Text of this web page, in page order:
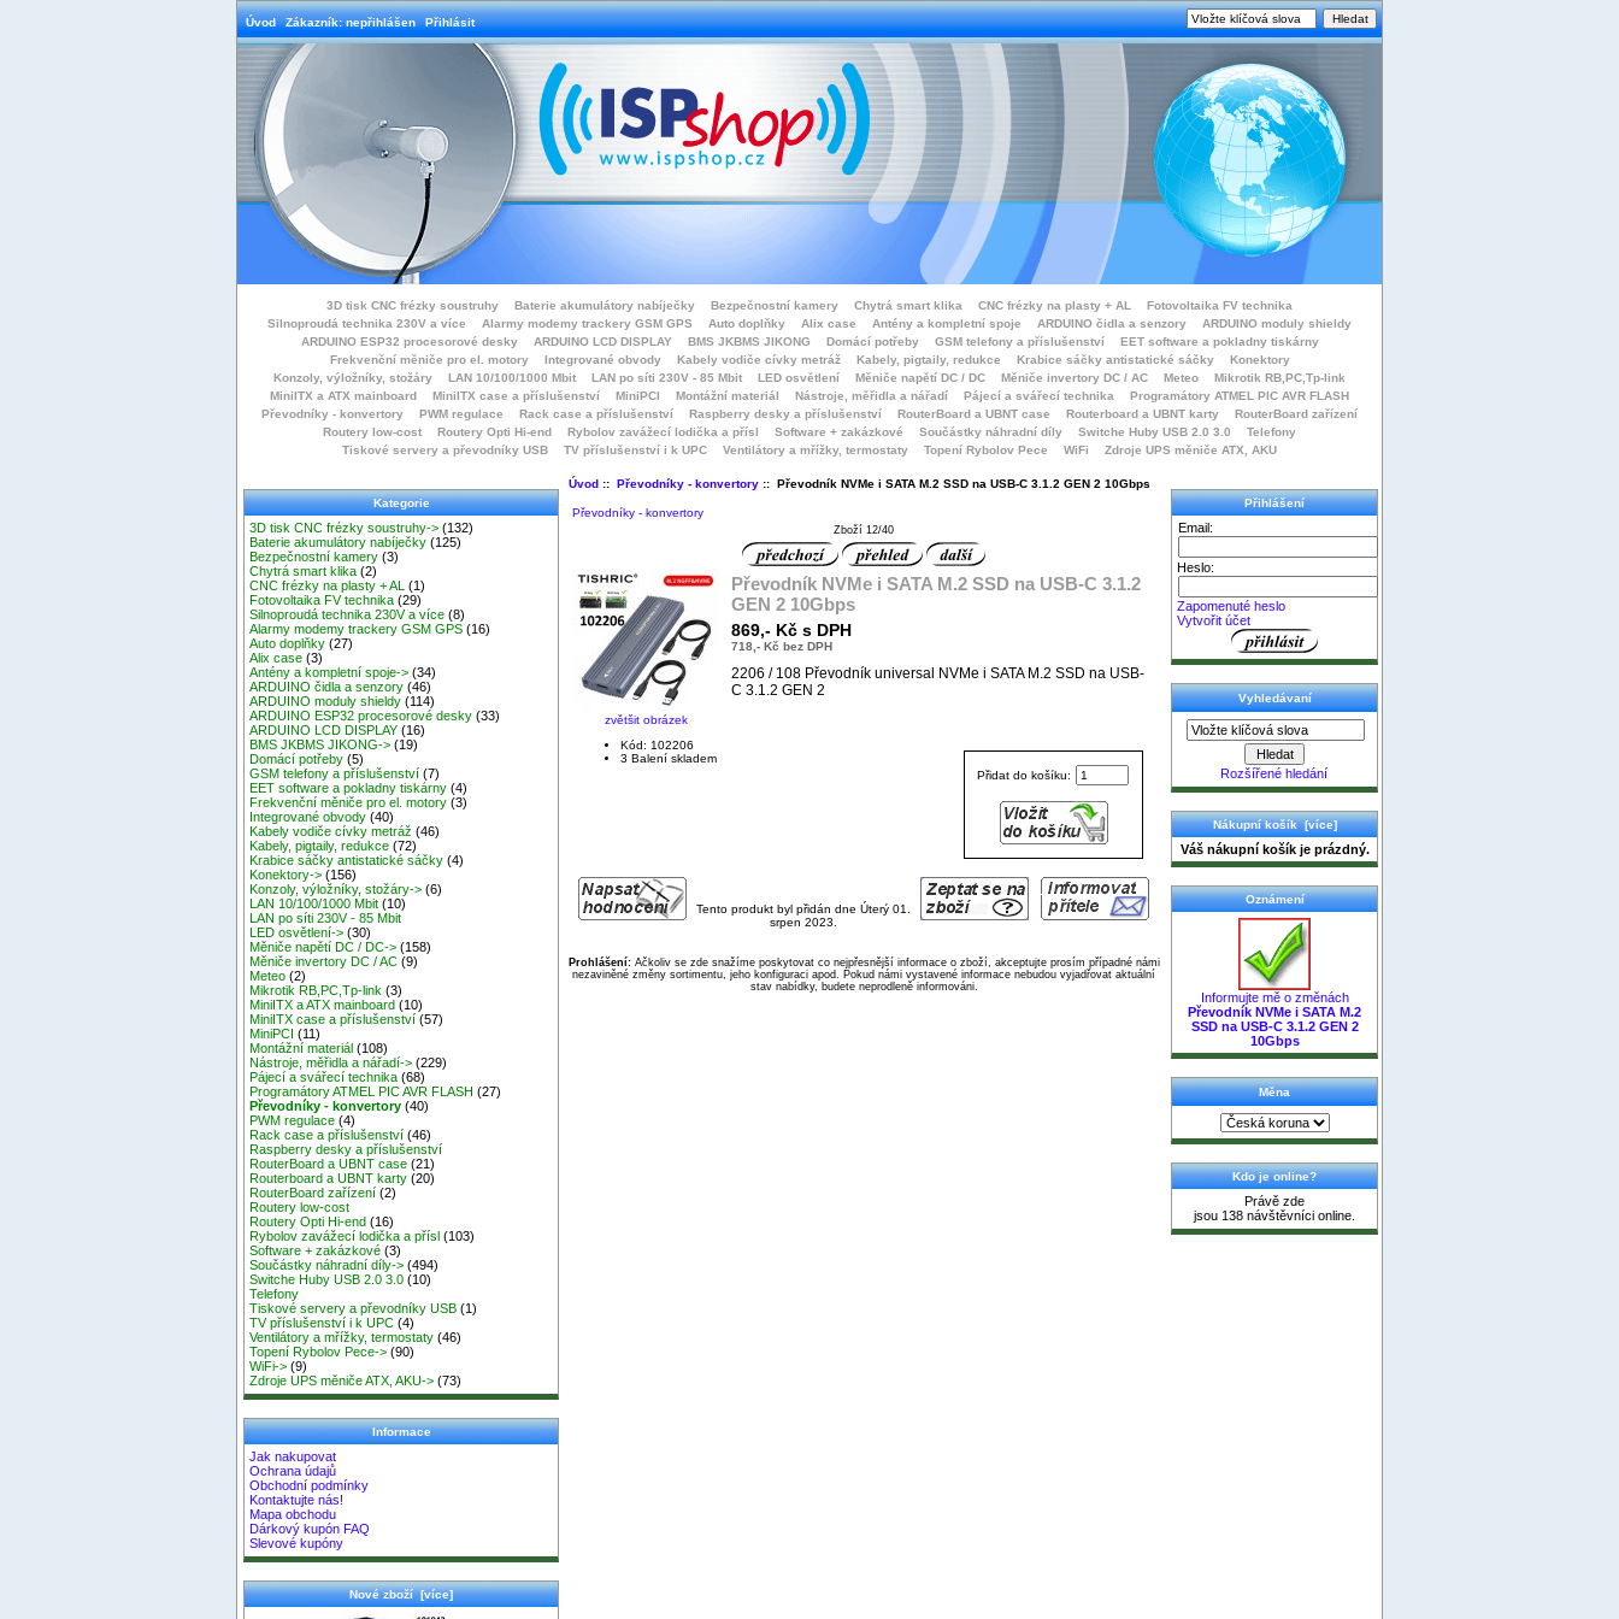
Úvod Zákazník: nepřihlášen Přihlásit
3D tisk CNC frézky soustruhy Baterie akumulátory nabíječky Bezpečnostní kamery Chytrá smart klika CNC frézky na plasty + AL
Fotovoltaika FV technika
Silnoproudá technika 230V a více
Alarmy modemy trackery GSM GPS Auto doplňky Alix case Antény a kompletní spoje ARDUINO čidla a senzory
ARDUINO moduly shieldy
ARDUINO ESP32 procesorové desky
ARDUINO LCD DISPLAY BMS JKBMS JIKONG Domácí potřeby GSM telefony a příslušenství
EET software a pokladny tiskárny
Frekvenční měniče pro el. motory
Integrované obvody Kabely vodiče cívky metráž Kabely, pigtaily, redukce Krabice sáčky antistatické sáčky
Konektory
Konzoly, výložníky, stožáry
LAN 10/100/1000 Mbit LAN po síti 230V - 85 Mbit LED osvětlení Měniče napětí DC / DC Měniče invertory DC / AC Meteo
Mikrotik RB,PC,Tp-link
MiniITX a ATX mainboard
MiniITX case a příslušenství MiniPCI Montážní materiál Nástroje, měřidla a nářadí Pájecí a svářecí technika
Programátory ATMEL PIC AVR FLASH
Převodníky - konvertory
PWM regulace Rack case a příslušenství Raspberry desky a příslušenství RouterBoard a UBNT case Routerboard a UBNT karty
RouterBoard zařízení
Routery low-cost
Routery Opti Hi-end Rybolov zavážecí lodička a přísl Software + zakázkové Součástky náhradní díly Switche Huby USB 2.0 3.0
Telefony
Tiskové servery a převodníky USB
TV příslušenství i k UPC Ventilátory a mřížky, termostaty Topení Rybolov Pece WiFi Zdroje UPS měniče ATX, AKU
Kategorie
3D tisk CNC frézky soustruhy-> (132)
Baterie akumulátory nabíječky (125)
Bezpečnostní kamery (3)
Chytrá smart klika (2)
CNC frézky na plasty + AL
(1)
Fotovoltaika FV technika (29)
Silnoproudá technika 230V a více (8)
Alarmy modemy trackery GSM GPS (16)
Auto doplňky (27)
Alix case (3)
Antény a kompletní spoje-> (34)
ARDUINO čidla a senzory (46)
ARDUINO moduly shieldy (114)
ARDUINO ESP32 procesorové desky (33)
ARDUINO LCD DISPLAY (16)
BMS JKBMS JIKONG-> (19)
Domácí potřeby (5)
GSM telefony a příslušenství (7)
EET software a pokladny tiskárny (4)
Frekvenční měniče pro el. motory (3)
Integrované obvody (40)
Kabely vodiče cívky metráž (46)
Kabely, pigtaily, redukce (72)
Krabice sáčky antistatické sáčky (4)
Konektory-> (156)
Konzoly, výložníky, stožáry-> (6)
LAN 10/100/1000 Mbit (10)
LAN po síti 230V - 85 Mbit
LED osvětlení-> (30)
Měniče napětí DC / DC-> (158)
Měniče invertory DC / AC (9)
Meteo (2)
Mikrotik RB,PC,Tp-link (3)
MiniITX a ATX mainboard (10)
MiniITX case a příslušenství (57)
MiniPCI (11)
Montážní materiál (108)
Nástroje, měřidla a nářadí-> (229)
Pájecí a svářecí technika (68)
Programátory ATMEL PIC AVR FLASH (27)
Převodníky - konvertory (40)
PWM regulace (4)
Rack case a příslušenství (46)
Raspberry desky a příslušenství
RouterBoard a UBNT case (21)
Routerboard a UBNT karty (20)
RouterBoard zařízení (2)
Routery low-cost
Routery Opti Hi-end (16)
Rybolov zavážecí lodička a přísl (103)
Software + zakázkové (3)
Součástky náhradní díly-> (494)
Switche Huby USB 2.0 3.0 (10)
Telefony
Tiskové servery a převodníky USB (1)
TV příslušenství i k UPC (4)
Ventilátory a mřížky, termostaty (46)
Topení Rybolov Pece-> (90)
WiFi-> (9)
Zdroje UPS měniče ATX, AKU-> (73)
Informace
Jak nakupovat
Ochrana údajů
Obchodní podmínky
Kontaktujte nás!
Mapa obchodu
Dárkový kupón FAQ
Slevové kupóny
Nové zboží [více]
Úvod:: Převodníky - konvertory:: Převodník NVMe i SATA M.2 SSD na USB-C 3.1.2 GEN 2 10Gbps
Převodníky - konvertory
Zboží 12/40
zvětšit obrázek
Převodník NVMe i SATA M.2 SSD na USB-C 3.1.2
GEN 2 10Gbps
869,- Kč s DPH
718,- Kč bez DPH
2206 / 108 Převodník universal NVMe i SATA M.2 SSD na USB-
C 3.1.2 GEN 2
Přidat do košíku:
Kód: 102206
3 Balení skladem
Tento produkt byl přidán dne Úterý 01.
srpen 2023.
Prohlášení:Ačkoliv se zde snažíme poskytovat co nejpřesnější informace o zboží, akceptujte prosím případné námi
nezaviněné změny sortimentu, jeho konfiguraci apod. Pokud námi vystavené informace nebudou vyjadřovat aktuální
stav nabídky, budete neprodleně informováni.
Přihlášení
Email:
Heslo:
Zapomenuté heslo
Vytvořit účet
Vyhledávaní
Rozšířené hledání
Nákupní košík [více]
Váš nákupní košík je prázdný.
Oznámení
Informujte mě o změnách
Převodník NVMe i SATA M.2
SSD na USB-C 3.1.2 GEN 2
10Gbps
Měna
Kdo je online?
Právě zde
jsou 138 návštěvníci online.